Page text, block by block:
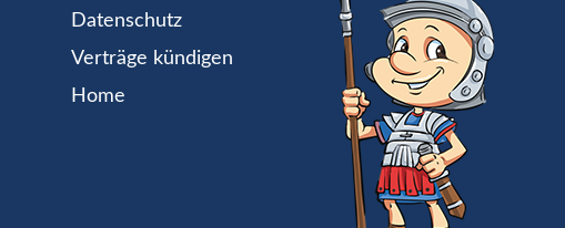
Datenschutz
Verträge kündigen
Home